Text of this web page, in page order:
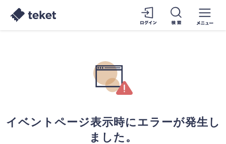
イベントページ表示時にエラーが発生し
ました。